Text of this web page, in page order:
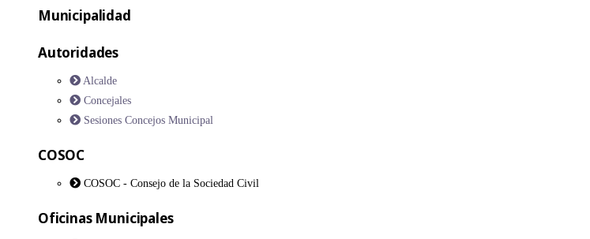
Municipalidad
Autoridades
Alcalde
Concejales
Sesiones Concejos Municipal
COSOC
COSOC - Consejo de la Sociedad Civil
Oficinas Municipales